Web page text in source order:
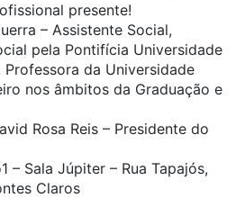
presente!
– Assistente Social,
pela Pontifícia Universidade
da Universidade
nos âmbitos da Graduação e
Rosa Reis – Presidente do
– Sala Júpiter – Rua Tapajós,
Claros